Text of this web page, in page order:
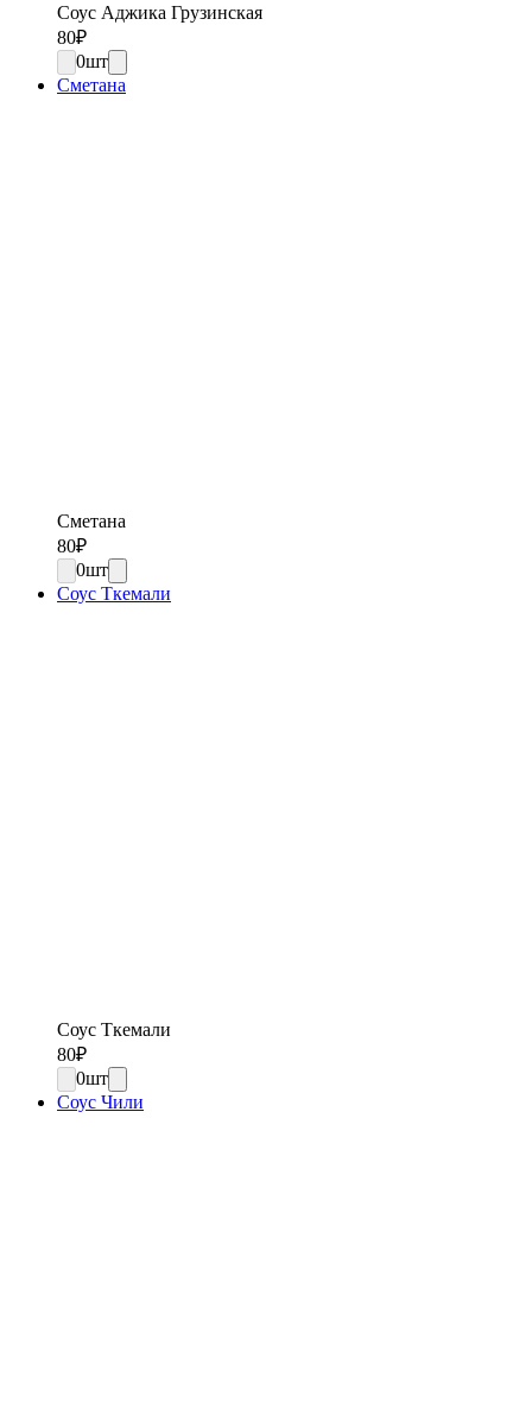
Соус Аджика Грузинская
80₽
0шт
Сметана
Сметана
80₽
0шт
Соус Ткемали
Соус Ткемали
80₽
0шт
Соус Чили